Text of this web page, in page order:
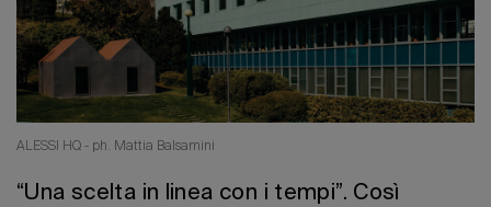
ALESSI HQ - ph. Mattia Balsamini
“Una scelta in linea con i tempi”. Così